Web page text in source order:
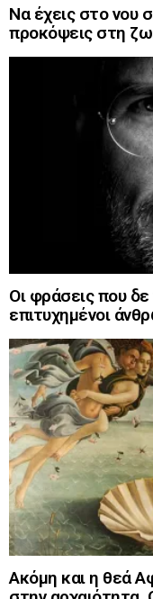
Να έχεις στο νου
προκόψεις στη
Οι φράσεις που
επιτυχημένοι
Ακόμη και η θεά